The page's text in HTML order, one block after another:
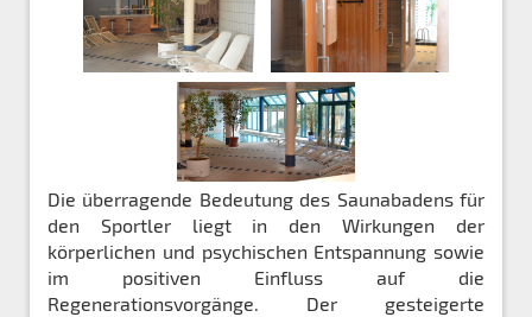
Die überragende Bedeutung des Saunabadens für
den Sportler liegt in den Wirkungen der
körperlichen und psychischen Entspannung sowie
im positiven Einfluss auf die
Regenerationsvorgänge. Der gesteigerte